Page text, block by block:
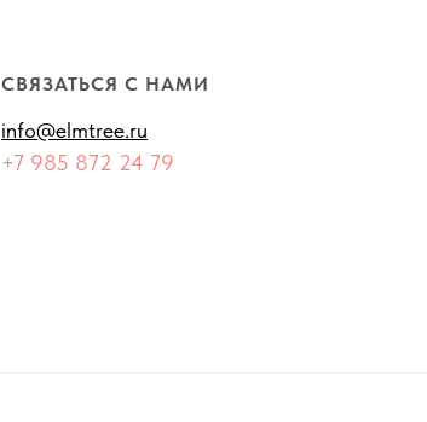
СВЯЗАТЬСЯ С НАМИ
info@elmtree.ru
+7 985 872 24 79